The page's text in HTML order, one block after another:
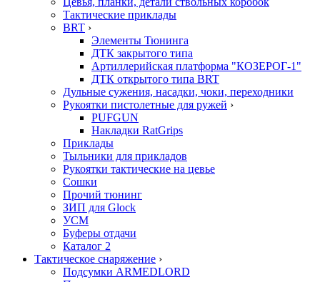
Тактические приклады
BRT ›
Элементы Тюнинга
ДТК закрытого типа
Артиллерийская платформа "КОЗЕРОГ-1"
ДТК открытого типа BRT
Дульные сужения, насадки, чоки, переходники
Рукоятки пистолетные для ружей ›
PUFGUN
Накладки RatGrips
Приклады
Тыльники для прикладов
Рукоятки тактические на цевье
Сошки
Прочий тюнинг
ЗИП для Glock
УСМ
Буферы отдачи
Каталог 2
Тактическое снаряжение ›
Подсумки ARMEDLORD